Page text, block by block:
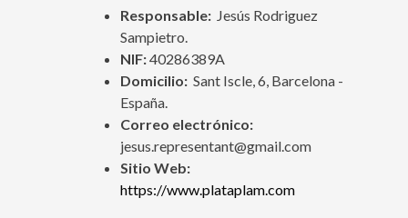
Responsable:Jesús Rodriguez
Sampietro.
NIF:40286389A
Domicilio:Sant Iscle, 6, Barcelona -
España.
Correo electrónico:
jesus.representant@gmail.com
Sitio Web:
https://www.plataplam.com